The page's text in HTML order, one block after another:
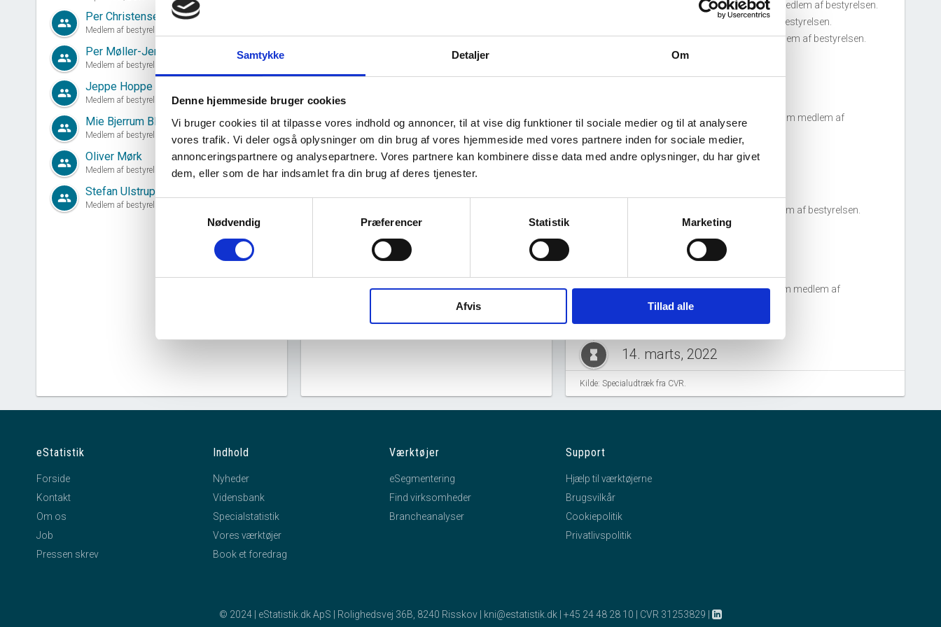
Samtykke Detaljer Om
Denne hjemmeside bruger cookies
Vi bruger cookies til at tilpasse vores indhold og annoncer, til at vise dig funktioner til sociale medier og til at analysere
vores trafik. Vi deler også oplysninger om din brug af vores hjemmeside med vores partnere inden for sociale medier,
annonceringspartnere og analysepartnere. Vores partnere kan kombinere disse data med andre oplysninger, du har givet
dem, eller som de har indsamlet fra din brug af deres tjenester.
Nødvendig
Præferencer Statistik Marketing
Afvis Tillad alle
group Per Christensen
Medlem af bestyrelsen siden 10. juli, 2019
group Per Møller-Jensen
Medlem af bestyrelsen siden 01. januar, 2023
group Jeppe Hoppe Christensen
Medlem af bestyrelsen siden 16. november, 2022
group Mie Bjerrum Blichfeldt
Medlem af bestyrelsen siden 14. oktober, 2025
group Oliver Mørk
Medlem af bestyrelsen siden 14. oktober, 2025
group Stefan Ulstrup Alrik
Medlem af bestyrelsen siden 14. oktober, 2025
Virksomhedens datterselskaber
WSP Danmark A/S har ingen
datterselskaber.
Mie Bjerrum Blichfeldttiltrådte som medlem af bestyrelsen.
tiltrådte som medlem af bestyrelsen.
Stefan Ulstrup Alriktiltrådte som medlem af bestyrelsen.
Azib Mohammad Banaras
tiltrådte som medlem af
bestyrelsen.
tiltrådte som medlem af bestyrelsen.
16. november, 2022
Jeppe Hoppe Christensentiltrådte som medlem af
bestyrelsen.
hourglass_full 14. marts, 2022
Marie Angelika Dorf Jaklinder tiltrådte som medlem af
bestyrelsen.
hourglass_full
Ingeborg Nordviken Kristiansen
bestyrelsen.
bestyrelsen.
Kristina Møberg Jensen
Kilde: Specialudtræk fra CVR.
eStatistik
Forside
Kontakt
Om os
Job
Pressen skrev
Indhold
Nyheder
Vidensbank
Specialstatistik
Vores værktøjer
Book et foredrag
Værktøjer
eSegmentering
Find virksomheder
Brancheanalyser
Support
Hjælp til værktøjerne
Brugsvilkår
Cookiepolitik
Privatlivspolitik
© 2024 | eStatistik.dk ApS | Rolighedsvej 36B, 8240 Risskov | kni@estatistik.dk +45 24 48 28 10 CVR 31253829